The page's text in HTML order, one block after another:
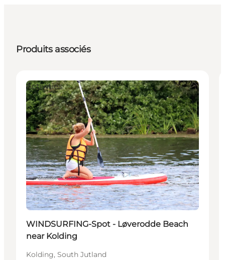
Produits associés
Activities
WINDSURFING-Spot - Løverodde Beach
near Kolding
Kolding, South Jutland